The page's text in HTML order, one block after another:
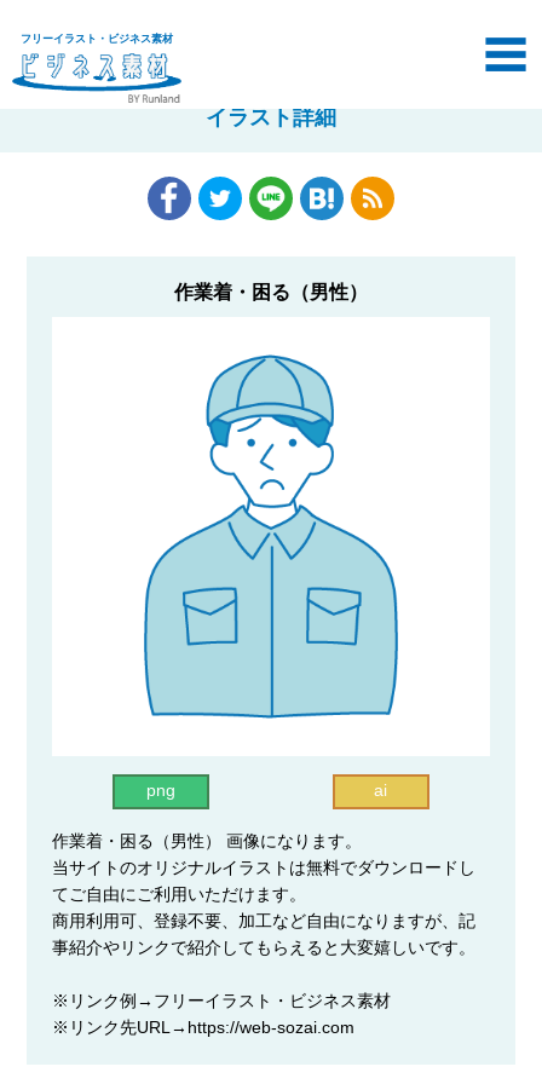
フリーイラスト・ビジネス素材
イラスト詳細
作業着・困る（男性）
png ai
作業着・困る（男性） 画像になります。
当サイトのオリジナルイラストは無料でダウンロードし
てご自由にご利用いただけます。
商用利用可、登録不要、加工など自由になりますが、記
事紹介やリンクで紹介してもらえると大変嬉しいです。
※リンク例→フリーイラスト・ビジネス素材
※リンク先URL→https://web-sozai.com